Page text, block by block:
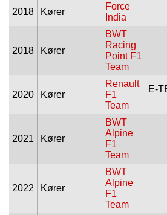
2018 Kører
Force
India
2018 Kører
BWT
Racing
Point F1
Team
2020 Kører
Renault
F1
Team
E-
2021 Kører
BWT
Alpine
F1
Team
2022 Kører
BWT
Alpine
F1
Team